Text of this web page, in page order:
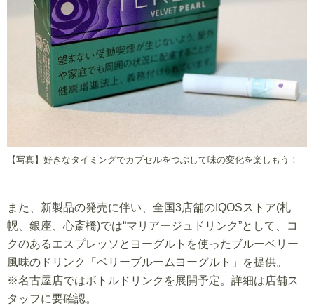
【写真】好きなタイミングでカプセルをつぶして味の変化を楽しもう！
また、新製品の発売に伴い、全国3店舗のIQOSストア(札
幌、銀座、心斎橋)では“マリアージュドリンク”として、コ
クのあるエスプレッソとヨーグルトを使ったブルーベリー
風味のドリンク「ベリーブルームヨーグルト」を提供。
※名古屋店ではボトルドリンクを展開予定。詳細は店舗ス
タッフに要確認。